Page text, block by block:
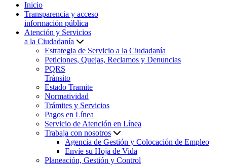
Inicio
Transparencia y acceso
información pública
Atención y Servicios
a la Ciudadanía
Estrategia de Servicio a la Ciudadanía
Peticiones, Quejas, Reclamos y Denuncias
PQRS
Tránsito
Estado Tramite
Normatividad
Trámites y Servicios
Pagos en Línea
Servicio de Atención en Línea
Trabaja con nosotros
Agencia de Gestión y Colocación de Empleo
Envíe su Hoja de Vida
Planeación, Gestión y Control